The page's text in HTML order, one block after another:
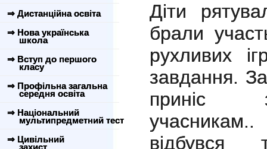
⇒ Дистанційна освіта
⇒ Нова українська
школа
⇒ Вступ до першого
класу
⇒ Профільна загальна
середня освіта
⇒ Національний
мультипредметний тест
⇒ Цивільний
захист
Діти
брали
рухливих
завдання.
приніс
відбувся